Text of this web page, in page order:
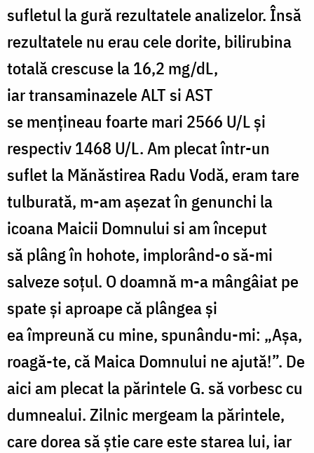
sufletul la gură rezultatele analizelor. Însă
rezultatele nu erau cele dorite, bilirubina
totalăcrescuse la16,2 mg/dL,
iartransaminazeleALT si AST
semenţineau foarte mari 2566 U/Lşi
respectiv 1468 U/L.Am plecatîntr-un
suflet laMănăstireaRadu Vodă, eram tare
tulburată, m-amaşezat în genunchi la
icoanaMaicii Domnului si amînceput
să plâng în hohote, implorând-o să-mi
salvezesoţul. O doamnăm-amângâiat pe
spateși aproape că plângea și
eaîmpreunăcu mine,spunându-mi: „Așa,
roagă-te, că Maica Domnului ne ajută!”. De
aici am plecat la părintele G. să vorbesc cu
dumnealui. Zilnic mergeam la părintele,
care dorea să știe care este starea lui, iar